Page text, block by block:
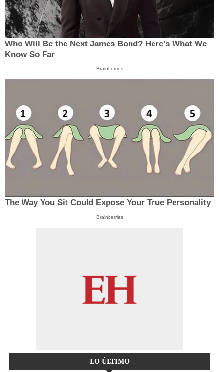
Who Will Be the Next James Bond? Here's What We
Know So Far
Brainberries
The Way You Sit Could Expose Your True Personality
Brainberries
LO ÚLTIMO